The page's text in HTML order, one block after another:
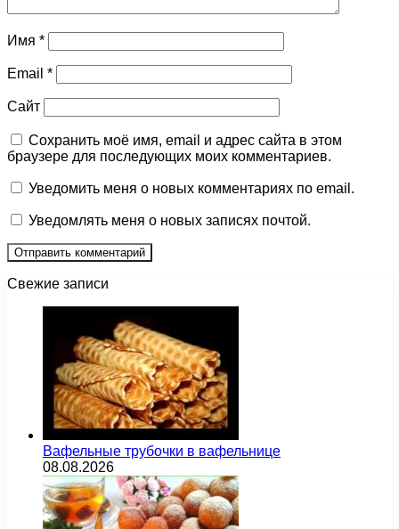
Имя *
Email *
Сайт
Сохранить моё имя, email и адрес сайта в этом
браузере для последующих моих комментариев.
Уведомить меня о новых комментариях по email.
Уведомлять меня о новых записях почтой.
Свежие записи
Вафельные трубочки в вафельнице
08.08.2026